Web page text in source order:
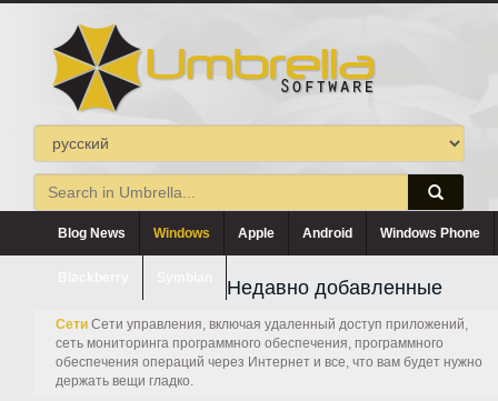
Blog News Windows Apple Android Windows Phone
Недавно добавленные
Сети Сети управления, включая удаленный доступ приложений,
сеть мониторинга программного обеспечения, программного
обеспечения операций через Интернет и все, что вам будет нужно
держать вещи гладко.